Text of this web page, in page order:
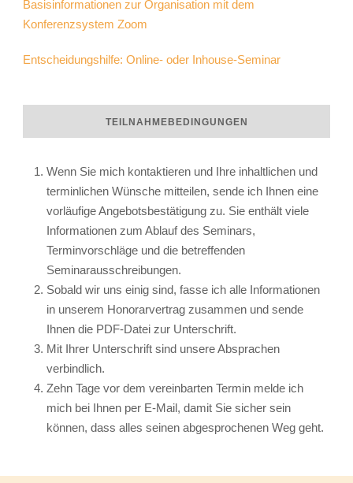
Basisinformationen zur Organisation mit dem
Konferenzsystem Zoom
Entscheidungshilfe: Online- oder Inhouse-Seminar
TEILNAHMEBEDINGUNGEN
Wenn Sie mich kontaktieren und Ihre inhaltlichen und
terminlichen Wünsche mitteilen, sende ich Ihnen eine
vorläufige Angebotsbestätigung zu. Sie enthält viele
Informationen zum Ablauf des Seminars,
Terminvorschläge und die betreffenden
Seminarausschreibungen.
Sobald wir uns einig sind, fasse ich alle Informationen
in unserem Honorarvertrag zusammen und sende
Ihnen die PDF-Datei zur Unterschrift.
Mit Ihrer Unterschrift sind unsere Absprachen
verbindlich.
Zehn Tage vor dem vereinbarten Termin melde ich
mich bei Ihnen per E-Mail, damit Sie sicher sein
können, dass alles seinen abgesprochenen Weg geht.